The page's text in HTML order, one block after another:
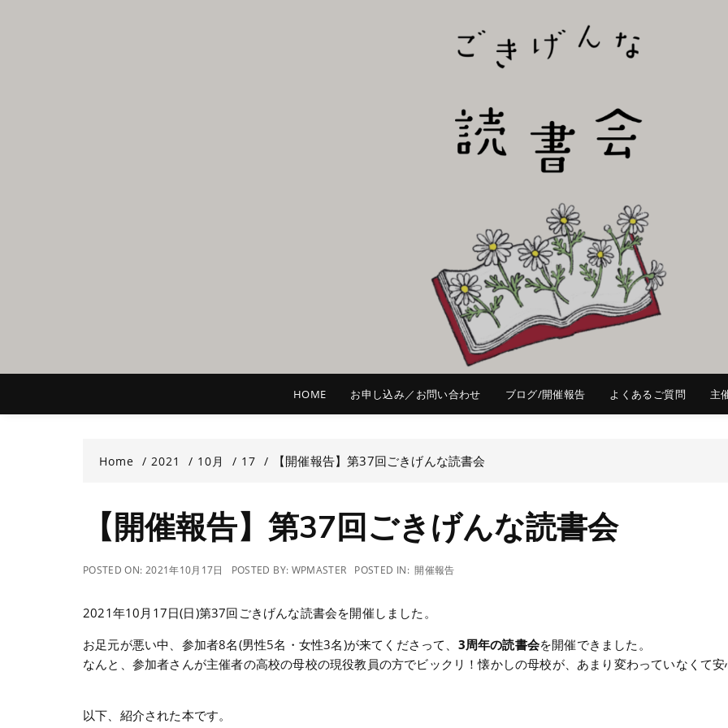
ごき
HOME お申し込み／お問い合わせ ブログ/開催報告 よくあるご質問 主
Home 2021 10月 17 【開催報告】第37回ごきげんな読書会
【開催報告】第37回ごきげんな読書会
POSTED ON: 2021年10月17日 POSTED BY: WPMASTER POSTED IN: 開催報告
2021年10月17日(日)第37回ごきげんな読書会を開催しました。
お足元が悪い中、参加者8名(男性5名・女性3名)が来てくださって、 3周年の読書会を開催できました。
なんと、参加者さんが主催者の高校の母校の現役教員の方でビックリ！懐かしの母校が、あまり変わっていなくて安
以下、紹介された本です。